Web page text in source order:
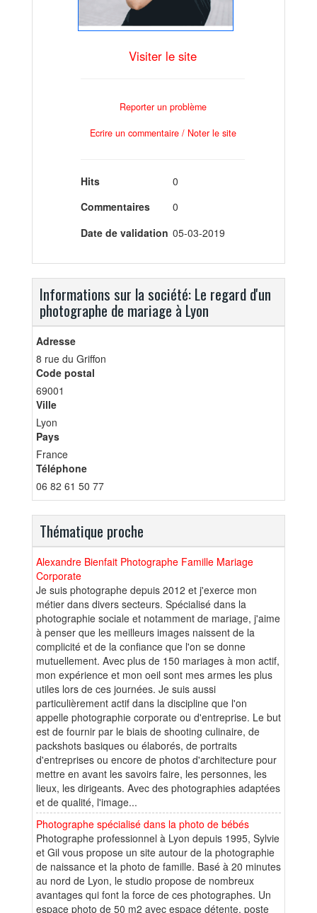
Visiter le site
Reporter un problème
Ecrire un commentaire / Noter le site
Hits
0
Commentaires
0
Date de validation 05-03-2019
Informations sur la société: Le regard d'un
photographe de mariage à Lyon
Adresse
8 rue du Griffon
Code postal
69001
Ville
Lyon
Pays
France
Téléphone
06 82 61 50 77
Thématique proche
Alexandre Bienfait Photographe Famille Mariage
Corporate
Je suis photographe depuis 2012 et j'exerce mon
métier dans divers secteurs. Spécialisé dans la
photographie sociale et notamment de mariage, j'aime
à penser que les meilleurs images naissent de la
complicité et de la confiance que l'on se donne
mutuellement. Avec plus de 150 mariages à mon actif,
mon expérience et mon oeil sont mes armes les plus
utiles lors de ces journées. Je suis aussi
particulièrement actif dans la discipline que l'on
appelle photographie corporate ou d'entreprise. Le but
est de fournir par le biais de shooting culinaire, de
packshots basiques ou élaborés, de portraits
d'entreprises ou encore de photos d'architecture pour
mettre en avant les savoirs faire, les personnes, les
lieux, les dirigeants. Avec des photographies adaptées
et de qualité, l'image...
Photographe spécialisé dans la photo de bébés
Photographe professionnel à Lyon depuis 1995, Sylvie
et Gil vous propose un site autour de la photographie
de naissance et la photo de famille. Basé à 20 minutes
au nord de Lyon, le studio propose de nombreux
avantages qui font la force de ces photographes. Un
espace photo de 50 m2 avec espace détente, poste